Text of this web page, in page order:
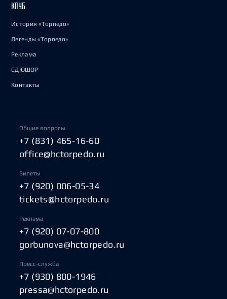
КЛУБ
История «Торпедо»
Легенды «Торпедо»
Реклама
СДЮШОР
Контакты
Общие вопросы
+7 (831) 465-16-60
office@hctorpedo.ru
Билеты
+7 (920) 006-05-34
tickets@hctorpedo.ru
Реклама
+7 (920) 07-07-800
gorbunova@hctorpedo.ru
Пресс-служба
+7 (930) 800-1946
pressa@hctorpedo.ru